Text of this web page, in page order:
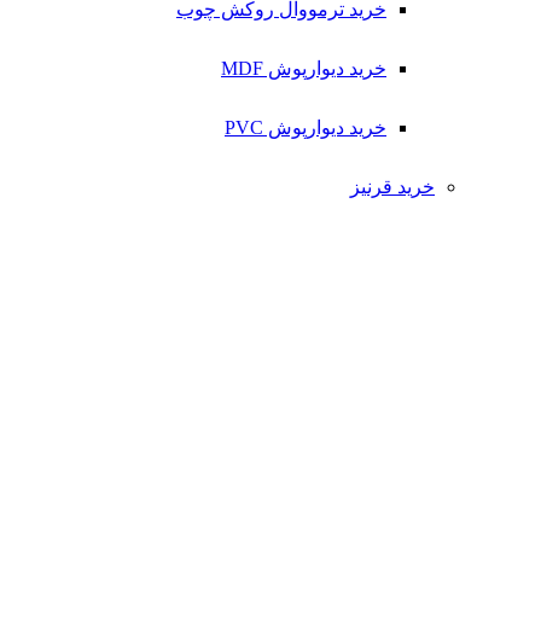
خرید ترمووال روکش چوب
خرید دیوارپوش MDF
خرید دیوارپوش PVC
خرید قرنیز